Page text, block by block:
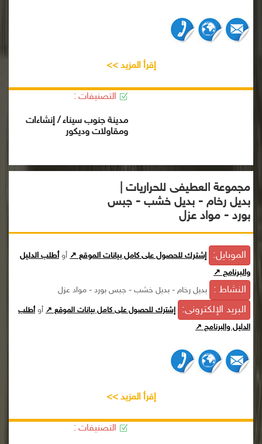
إقرأ المزيد >>
التصنيفات :
مدينة جنوب سيناء / إنشاءات
ومقاولات وديكور
مجموعة العطيفى للحراريات |
بديل رخام - بديل خشب - جبس
بورد - مواد عزل
الموبايل: إشترك للحصول على كامل بيانات الموقع ↗ أوأطلب الدليل
والبرنامج ↗
النشاط : بديل رخام - بديل خشب - جبس بورد - مواد عزل
البريد الإلكترونى: إشترك للحصول على كامل بيانات الموقع ↗ أوأطلب
الدليل والبرنامج ↗
إقرأ المزيد >>
التصنيفات :